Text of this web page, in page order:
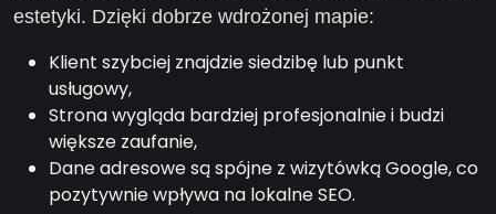
estetyki. Dzięki dobrze wdrożonej mapie:
Klient szybciej znajdzie siedzibę lub punkt
usługowy,
Strona wygląda bardziej profesjonalnie i budzi
większe zaufanie,
Dane adresowe są spójne z wizytówką Google, co
pozytywnie wpływa na lokalne SEO.